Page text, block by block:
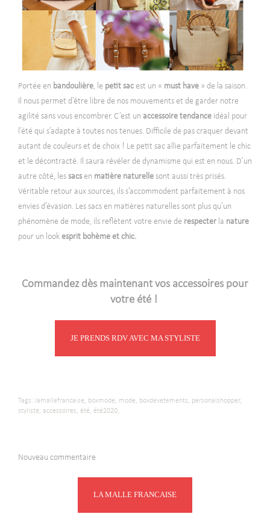
Portée en bandoulière, le petit sac est un « must have » de la saison.
Il nous permet d’être libre de nos mouvements et de garder notre
agilité sans vous encombrer. C’est un accessoire tendance idéal pour
l’été qui s’adapte à toutes nos tenues. Difficile de pas craquer devant
autant de couleurs et de choix ! Le petit sac allie parfaitement le chic
et le décontracté. Il saura révéler de dynamisme qui est en nous. D’un
autre côté, les sacsen matière naturelle sont aussi très prisés.
Véritable retour aux sources, ils s’accommodent parfaitement à nos
envies d’évasion. Les sacs en matières naturelles sont plus qu’un
phénomène de mode, ils reflètent votre envie de respecter la nature
pour un look esprit bohème et chic.
Commandez dès maintenant vos accessoires pour
votre été !
JE PRENDS RDV AVEC MA STYLISTE
Tags: lamallefrancaise, boxmode, mode, boxdevetements, personalshopper,
styliste, accessoires, été, été2020,
Nouveau commentaire
LA MALLE FRANCAISE